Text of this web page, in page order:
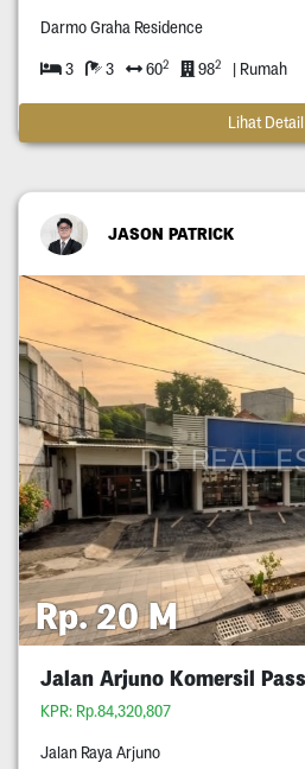
Darmo Graha Residence
3 3 602 982 | Rumah
Lihat Detail
JASON PATRICK
Rp. 20 M
KPR: Rp.84,320,807
Jalan Raya Arjuno